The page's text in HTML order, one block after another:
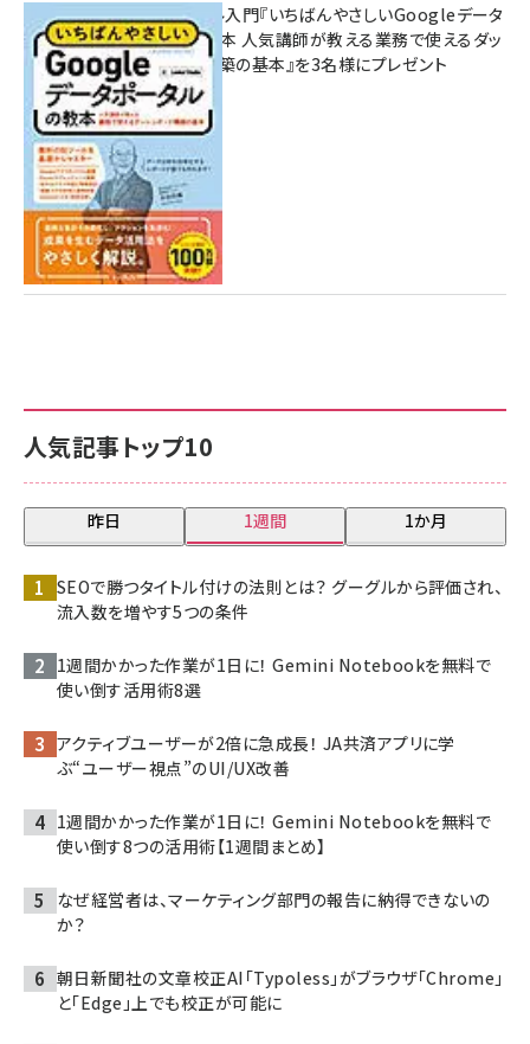
人気記事トップ10
昨日 1週間 1か月
SEOで勝つタイトル付けの法則とは？ グーグルから評価され、
流入数を増やす5つの条件
1週間かかった作業が1日に！ Gemini Notebookを無料で
使い倒す活用術8選
アクティブユーザーが2倍に急成長！ JA共済アプリに学
ぶ“ユーザー視点”のUI/UX改善
1週間かかった作業が1日に！ Gemini Notebookを無料で
使い倒す8つの活用術【1週間まとめ】
なぜ経営者は、マーケティング部門の報告に納得できないの
か？
朝日新聞社の文章校正AI「Typoless」がブラウザ「Chrome」
と「Edge」上でも校正が可能に
無料BIツール入門『いちばんやさしいGoogleデータ
ポータルの教本 人気講師が教える業務で使えるダッ
シュボード構築の基本』を3名様にプレゼント
7月31日 10:00